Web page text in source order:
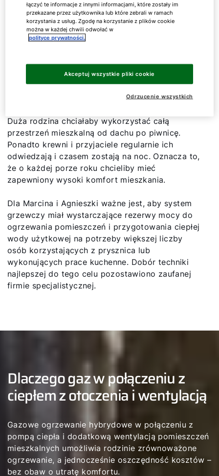
ogrzewania pompą ciepła z ogrzewaniem
gazowym (przyłącze gazu jest gotowe).
Wyzwanie: komfortowe
mieszkanie przez cały rok
Duża rodzina chciałaby wykorzystać całą
przestrzeń mieszkalną od dachu po piwnicę.
Ponadto krewni i przyjaciele regularnie ich
odwiedzają i czasem zostają na noc. Oznacza to,
że o każdej porze roku chcieliby mieć
zapewniony wysoki komfort mieszkania.
Dla Marcina i Agnieszki ważne jest, aby system
grzewczy miał wystarczające rezerwy mocy do
ogrzewania pomieszczeń i przygotowania ciepłej
wody użytkowej na potrzeby większej liczby
osób korzystających z prysznica lub
wykonujących prace kuchenne. Dobór techniki
najlepszej do tego celu pozostawiono zaufanej
firmie specjalistycznej.
Dlaczego gaz w połączeniu z
ciepłem z otoczenia i wentylacją
Gazowe ogrzewanie hybrydowe w połączeniu z
pompą ciepła i dodatkową wentylacją pomieszczeń
mieszkalnych umożliwia rodzinie zrównoważone
ogrzewanie, a jednocześnie oszczędność kosztów –
bez obaw o utratę komfortu.
łączyć te informacje z innymi informacjami, które zostały im
przekazane przez użytkownika lub które zebrali w ramach
korzystania z usług. Zgodę na korzystanie z plików cookie
można w każdej chwili odwołać w
polityce prywatności.
Odrzucenie wszystkich
Akceptuj wszystkie pliki cookie